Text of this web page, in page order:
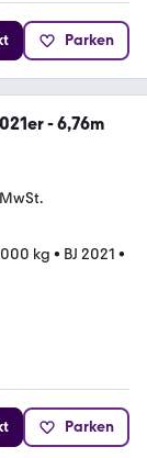
Parken
- 6,76m
kg • BJ 2021 •
Parken